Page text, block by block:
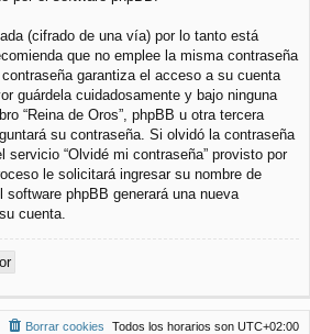
(cifrado de una vía) por lo tanto está
que no emplee la misma contraseña
garantiza el acceso a su cuenta
guárdela cuidadosamente y bajo ninguna
“Reina de Oros”, phpBB u otra tercera
su contraseña. Si olvidó la contraseña
servicio “Olvidé mi contraseña” provisto por
le solicitará ingresar su nombre de
phpBB generará una nueva
cuenta.
Todos los horarios son UTC+02:00
Borrar cookies